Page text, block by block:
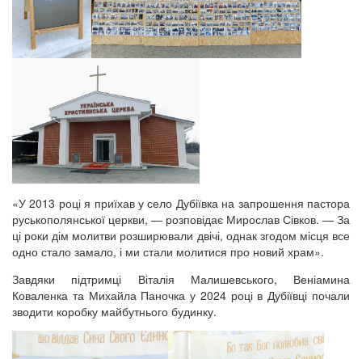
«У 2013 році я приїхав у село Дубіївка на запрошення пастора
руськополянської церкви, — розповідає Мирослав Сівков. — За
ці роки дім молитви розширювали двічі, однак згодом місця все
одно стало замало, і ми стали молитися про новий храм».
Завдяки підтримці Віталія Малишевського, Веніамина
Коваленка та Михайла Паночка у 2024 році в Дубіївці почали
зводити коробку майбутнього будинку.